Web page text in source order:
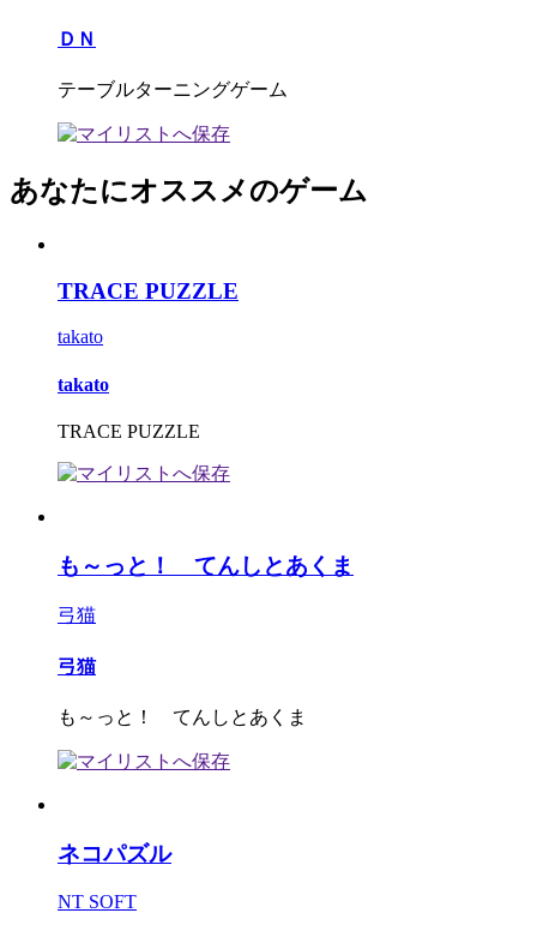
ＤＮ
テーブルターニングゲーム
あなたにオススメのゲーム
TRACE PUZZLE
takato
takato
TRACE PUZZLE
も～っと！ てんしとあくま
弓猫
弓猫
も～っと！ てんしとあくま
ネコパズル
NT SOFT